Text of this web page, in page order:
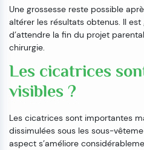
Une grossesse reste possible
altérer les résultats obtenus. Il
d’attendre la fin du projet
chirurgie.
Les cicatrices
visibles ?
Les cicatrices sont importantes
dissimulées sous les sous-
aspect s’améliore